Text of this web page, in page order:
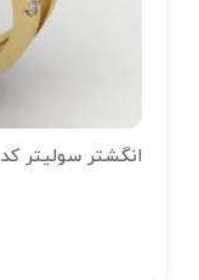
انگشتر سولیتر کد 02